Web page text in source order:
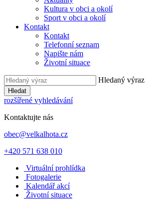
Kultura v obci a okolí
Sport v obci a okolí
Kontakt
Kontakt
Telefonní seznam
Napište nám
Životní situace
Hledaný výraz
Hledat
rozšířené vyhledávání
Kontaktujte nás
obec@velkalhota.cz
+420 571 638 010
Virtuální prohlídka
Fotogalerie
Kalendář akcí
Životní situace